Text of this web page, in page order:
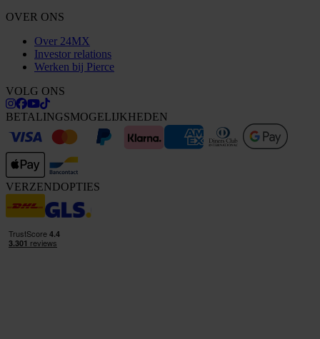
OVER ONS
Over 24MX
Investor relations
Werken bij Pierce
VOLG ONS
BETALINGSMOGELIJKHEDEN
VERZENDOPTIES